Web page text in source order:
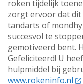
roken tijdelijk
zorgt ervoor dat dit
tandarts of
succesvol te
gemotiveerd bent.
Gefeliciteerd! U
hulpmiddel bij
www.rokeninfo.nl